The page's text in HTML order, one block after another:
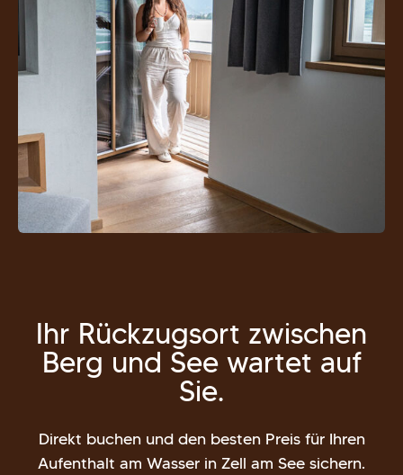
Ihr Rückzugsort zwischen
Berg und See wartet auf
Sie.
Direkt buchen und den besten Preis für Ihren
Aufenthalt am Wasser in Zell am See sichern.